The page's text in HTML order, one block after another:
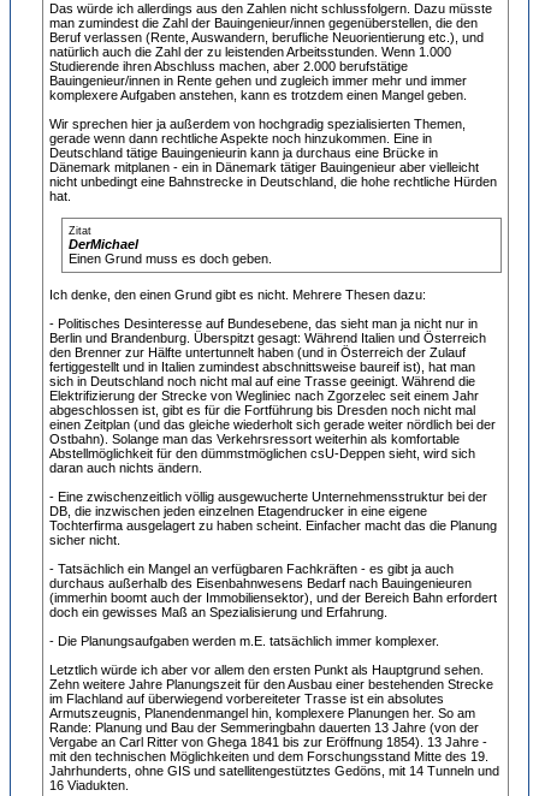
Das würde ich allerdings aus den Zahlen nicht schlussfolgern. Dazu müsste
man zumindest die Zahl der Bauingenieur/innen gegenüberstellen, die den
Beruf verlassen (Rente, Auswandern, berufliche Neuorientierung etc.), und
natürlich auch die Zahl der zu leistenden Arbeitsstunden. Wenn 1.000
Studierende ihren Abschluss machen, aber 2.000 berufstätige
Bauingenieur/innen in Rente gehen und zugleich immer mehr und immer
komplexere Aufgaben anstehen, kann es trotzdem einen Mangel geben.
Wir sprechen hier ja außerdem von hochgradig spezialisierten Themen,
gerade wenn dann rechtliche Aspekte noch hinzukommen. Eine in
Deutschland tätige Bauingenieurin kann ja durchaus eine Brücke in
Dänemark mitplanen - ein in Dänemark tätiger Bauingenieur aber vielleicht
nicht unbedingt eine Bahnstrecke in Deutschland, die hohe rechtliche Hürden
hat.
Zitat
DerMichael
Einen Grund muss es doch geben.
Ich denke, den einen Grund gibt es nicht. Mehrere Thesen dazu:
- Politisches Desinteresse auf Bundesebene, das sieht man ja nicht nur in
Berlin und Brandenburg. Überspitzt gesagt: Während Italien und Österreich
den Brenner zur Hälfte untertunnelt haben (und in Österreich der Zulauf
fertiggestellt und in Italien zumindest abschnittsweise baureif ist), hat man
sich in Deutschland noch nicht mal auf eine Trasse geeinigt. Während die
Elektrifizierung der Strecke von Wegliniec nach Zgorzelec seit einem Jahr
abgeschlossen ist, gibt es für die Fortführung bis Dresden noch nicht mal
einen Zeitplan (und das gleiche wiederholt sich gerade weiter nördlich bei der
Ostbahn). Solange man das Verkehrsressort weiterhin als komfortable
Abstellmöglichkeit für den dümmstmöglichen csU-Deppen sieht, wird sich
daran auch nichts ändern.
- Eine zwischenzeitlich völlig ausgewucherte Unternehmensstruktur bei der
DB, die inzwischen jeden einzelnen Etagendrucker in eine eigene
Tochterfirma ausgelagert zu haben scheint. Einfacher macht das die Planung
sicher nicht.
- Tatsächlich ein Mangel an verfügbaren Fachkräften - es gibt ja auch
durchaus außerhalb des Eisenbahnwesens Bedarf nach Bauingenieuren
(immerhin boomt auch der Immobiliensektor), und der Bereich Bahn erfordert
doch ein gewisses Maß an Spezialisierung und Erfahrung.
- Die Planungsaufgaben werden m.E. tatsächlich immer komplexer.
Letztlich würde ich aber vor allem den ersten Punkt als Hauptgrund sehen.
Zehn weitere Jahre Planungszeit für den Ausbau einer bestehenden Strecke
im Flachland auf überwiegend vorbereiteter Trasse ist ein absolutes
Armutszeugnis, Planendenmangel hin, komplexere Planungen her. So am
Rande: Planung und Bau der Semmeringbahn dauerten 13 Jahre (von der
Vergabe an Carl Ritter von Ghega 1841 bis zur Eröffnung 1854). 13 Jahre -
mit den technischen Möglichkeiten und dem Forschungsstand Mitte des 19.
Jahrhunderts, ohne GIS und satellitengestütztes Gedöns, mit 14 Tunneln und
16 Viadukten.